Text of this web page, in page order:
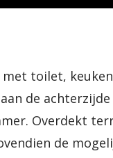
toilet,
de
Overdekt
de